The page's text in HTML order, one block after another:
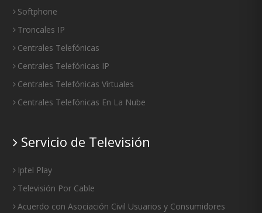
Softphone
Troncales IP
Centrales Telefónicas
Centrales Telefónicas IP
Centrales Telefónicas Virtuales
Centrales Telefónicas En La Nube
Servicio de Televisión
Iptel Play
Televisión Por Cable
Acuerdo con Asociación Civil Usuarios y Consumidores